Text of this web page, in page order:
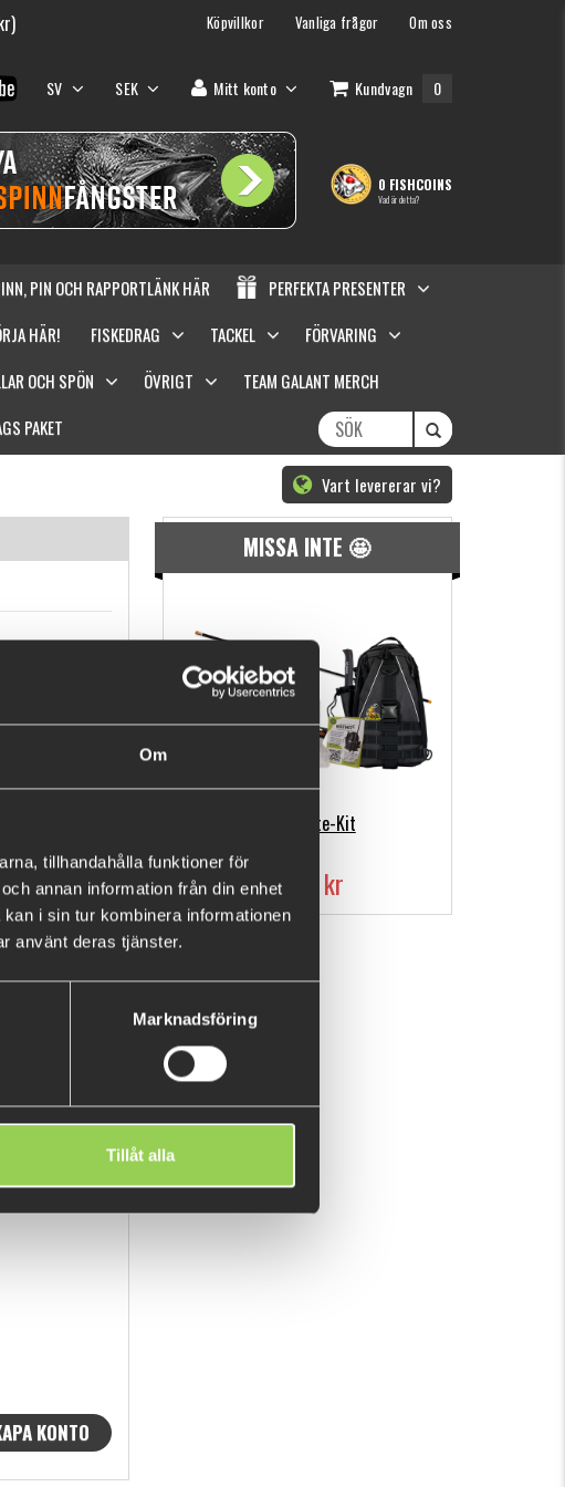
Om
tillhandahålla funktioner för
annan information från din enhet
i sin tur kombinera informationen
använt deras tjänster.
Marknadsföring
Tillåt alla
Köpvillkor Vanliga frågor Om oss
SV SEK Mitt konto Kundvagn 0
0 FISHCOINS
Vad är detta?
PIN OCH RAPPORTLÄNK HÄR
PERFEKTA PRESENTER
HÄR! FISKEDRAG TACKEL
FÖRVARING
OCH SPÖN ÖVRIGT
TEAM GALANT MERCH
PAKET
Vart levererar vi?
MISSA INTE 🤩
Multimete-Kit
1595 kr